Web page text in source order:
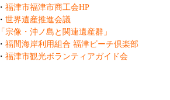
・ 福津市福津市商工会HP
・ 世界遺産推進会議
「宗像・沖ノ島と関連遺産群」
・ 福間海岸利用組合 福津ビーチ倶楽部
・ 福津市観光ボランティアガイド会